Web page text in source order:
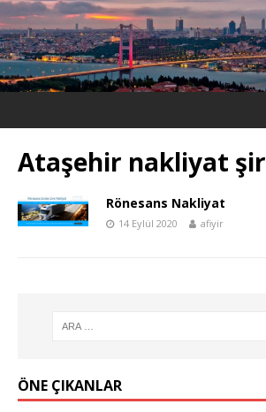
Ataşehir nakliyat
Rönesans Nakliyat
14 Eylül 2020 afiyir
ÖNE ÇIKANLAR